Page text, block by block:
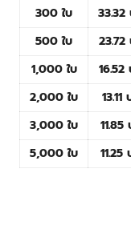
300 ใบ 33.32
500 ใบ
23.72
1,000 ใบ
16.52
2,000 ใบ
13.11
3,000 ใบ
11.85
5,000 ใบ
11.25